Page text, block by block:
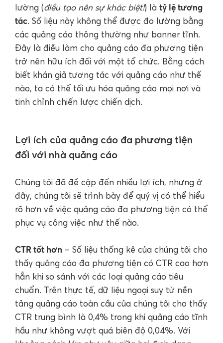
lường (điều tạo nên sự khác biệt!) là tỷ lệ tương
tác. Số liệu này không thể được đo lường bằng
các quảng cáo thông thường như banner tĩnh.
Đây là điều làm cho quảng cáo đa phương tiện
trở nên hữu ích đối với một tổ chức. Bằng cách
biết khán giả tương tác với quảng cáo như thế
nào, ta có thể tối ưu hóa quảng cáo mọi nơi và
tinh chỉnh chiến lược chiến dịch.
Lợi ích của quảng cáo đa phương tiện
đối với nhà quảng cáo
Chúng tôi đã đề cập đến nhiều lợi ích, nhưng ở
đây, chúng tôi sẽ trình bày để quý vị có thể hiểu
rõ hơn về việc quảng cáo đa phương tiện có thể
phục vụ công việc như thế nào.
CTR tốt hơn – Số liệu thống kê của chúng tôi cho
thấy quảng cáo đa phương tiện có CTR cao hơn
hẳn khi so sánh với các loại quảng cáo tiêu
chuẩn. Trên thực tế, dữ liệu ngoại suy từ nền
tảng quảng cáo toàn cầu của chúng tôi cho thấy
CTR trung bình là 0,4% trong khi quảng cáo tĩnh
hầu như không vượt quá biên độ 0,04%. Với